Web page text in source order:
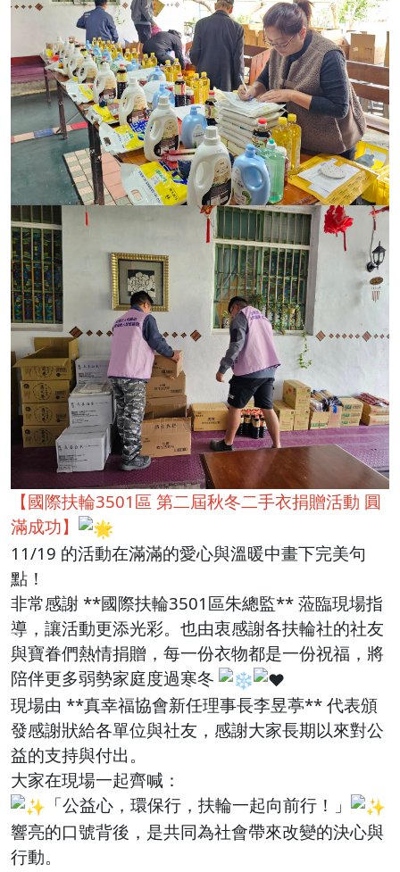
【國際扶輪3501區 第二屆秋冬二手衣捐贈活動 圓
滿成功】
11/19 的活動在滿滿的愛心與溫暖中畫下完美句
點！
非常感謝 **國際扶輪3501區朱總監** 蒞臨現場指
導，讓活動更添光彩。也由衷感謝各扶輪社的社友
與寶眷們熱情捐贈，每一份衣物都是一份祝福，將
陪伴更多弱勢家庭度過寒冬
現場由 **真幸福協會新任理事長李昱葶** 代表頒
發感謝狀給各單位與社友，感謝大家長期以來對公
益的支持與付出。
大家在現場一起齊喊：
「公益心，環保行，扶輪一起向前行！」
響亮的口號背後，是共同為社會帶來改變的決心與
行動。